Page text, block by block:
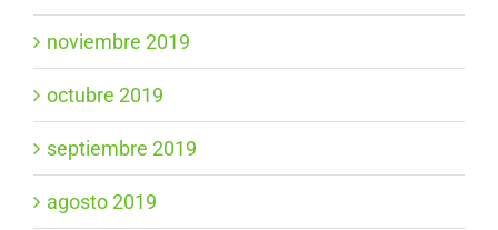
noviembre 2019
octubre 2019
septiembre 2019
agosto 2019